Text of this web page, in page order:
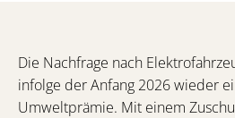
Die Nachfrage nach
infolge der Anfang 2026 wieder
Umweltprämie. Mit einem